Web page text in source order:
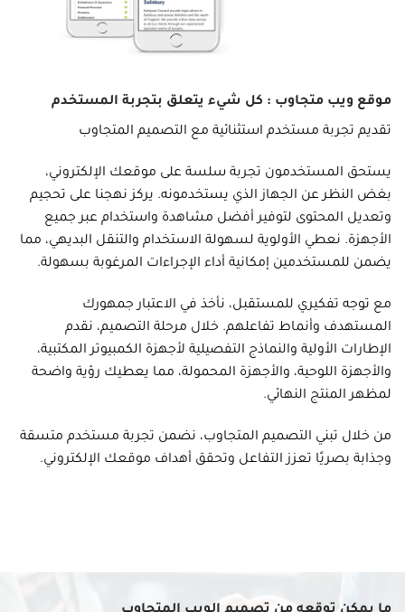
موقع ويب متجاوب : كل شيء يتعلق بتجربة المستخدم
تقديم تجربة مستخدم استثنائية مع التصميم المتجاوب
يستحق المستخدمون تجربة سلسة على موقعك الإلكتروني،
بغض النظر عن الجهاز الذي يستخدمونه. يركز نهجنا على تحجيم
وتعديل المحتوى لتوفير أفضل مشاهدة واستخدام عبر جميع
الأجهزة. نعطي الأولوية لسهولة الاستخدام والتنقل البديهي، مما
يضمن للمستخدمين إمكانية أداء الإجراءات المرغوبة بسهولة.
مع توجه تفكيري للمستقبل، نأخذ في الاعتبار جمهورك
المستهدف وأنماط تفاعلهم. خلال مرحلة التصميم، نقدم
الإطارات الأولية والنماذج التفصيلية لأجهزة الكمبيوتر المكتبية،
والأجهزة اللوحية، والأجهزة المحمولة، مما يعطيك رؤية واضحة
لمظهر المنتج النهائي.
من خلال تبني التصميم المتجاوب، نضمن تجربة مستخدم متسقة
وجذابة بصريًا تعزز التفاعل وتحقق أهداف موقعك الإلكتروني.